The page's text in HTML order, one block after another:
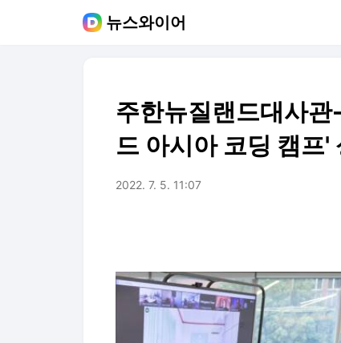
뉴스와이어
주한뉴질랜드대사
드 아시아 코딩 캠프'
2022. 7. 5. 11:07